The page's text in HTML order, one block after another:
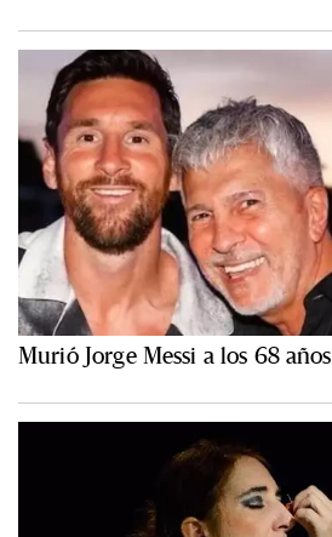
Murió Jorge Messi a los 68 años